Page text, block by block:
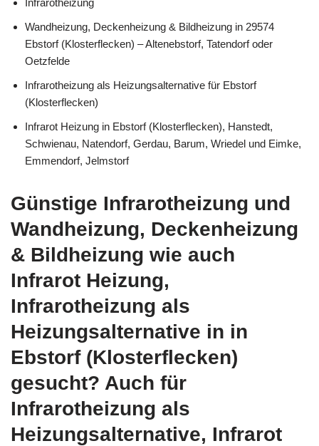
Wandheizung, Deckenheizung & Bildheizung in 29574
Ebstorf (Klosterflecken) – Altenebstorf, Tatendorf oder
Oetzfelde
Infrarotheizung als Heizungsalternative für Ebstorf
(Klosterflecken)
Infrarot Heizung in Ebstorf (Klosterflecken), Hanstedt,
Schwienau, Natendorf, Gerdau, Barum, Wriedel und Eimke,
Emmendorf, Jelmstorf
Günstige Infrarotheizung und
Wandheizung, Deckenheizung
& Bildheizung wie auch
Infrarot Heizung,
Infrarotheizung als
Heizungsalternative in in
Ebstorf (Klosterflecken)
gesucht? Auch für
Infrarotheizung als
Heizungsalternative, Infrarot